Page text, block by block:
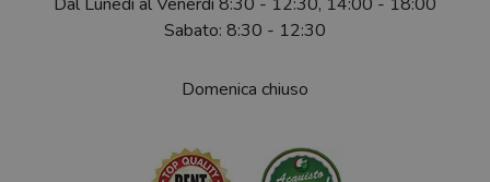
Sabato: 8:30 - 12:30
Domenica chiuso